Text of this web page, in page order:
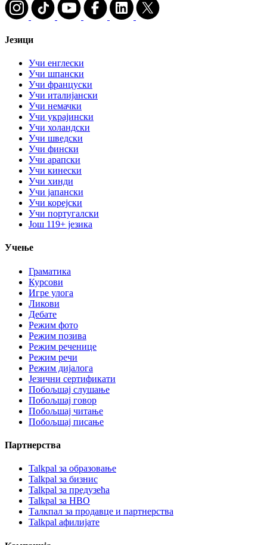
Језици
Учи енглески
Учи шпански
Учи француски
Учи италијански
Учи немачки
Учи украјински
Учи холандски
Учи шведски
Учи фински
Учи арапски
Учи кинески
Учи хинди
Учи јапански
Учи корејски
Учи португалски
Још 119+ језика
Учење
Граматика
Курсови
Игре улога
Ликови
Дебате
Режим фото
Режим позива
Режим реченице
Режим речи
Режим дијалога
Језични сертификати
Побољшај слушање
Побољшај говор
Побољшај читање
Побољшај писање
Партнерства
Talkpal за образовање
Talkpal за бизнис
Talkpal за предузећа
Talkpal за НВО
Талкпал за продавце и партнерства
Talkpal афилијате